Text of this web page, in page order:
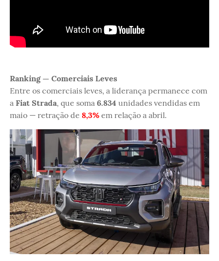
Ranking — Comerciais Leves
Entre os comerciais leves, a liderança permanece com
a Fiat Strada, que soma 6.834 unidades vendidas em
maio — retração de 8,3% em relação a abril.